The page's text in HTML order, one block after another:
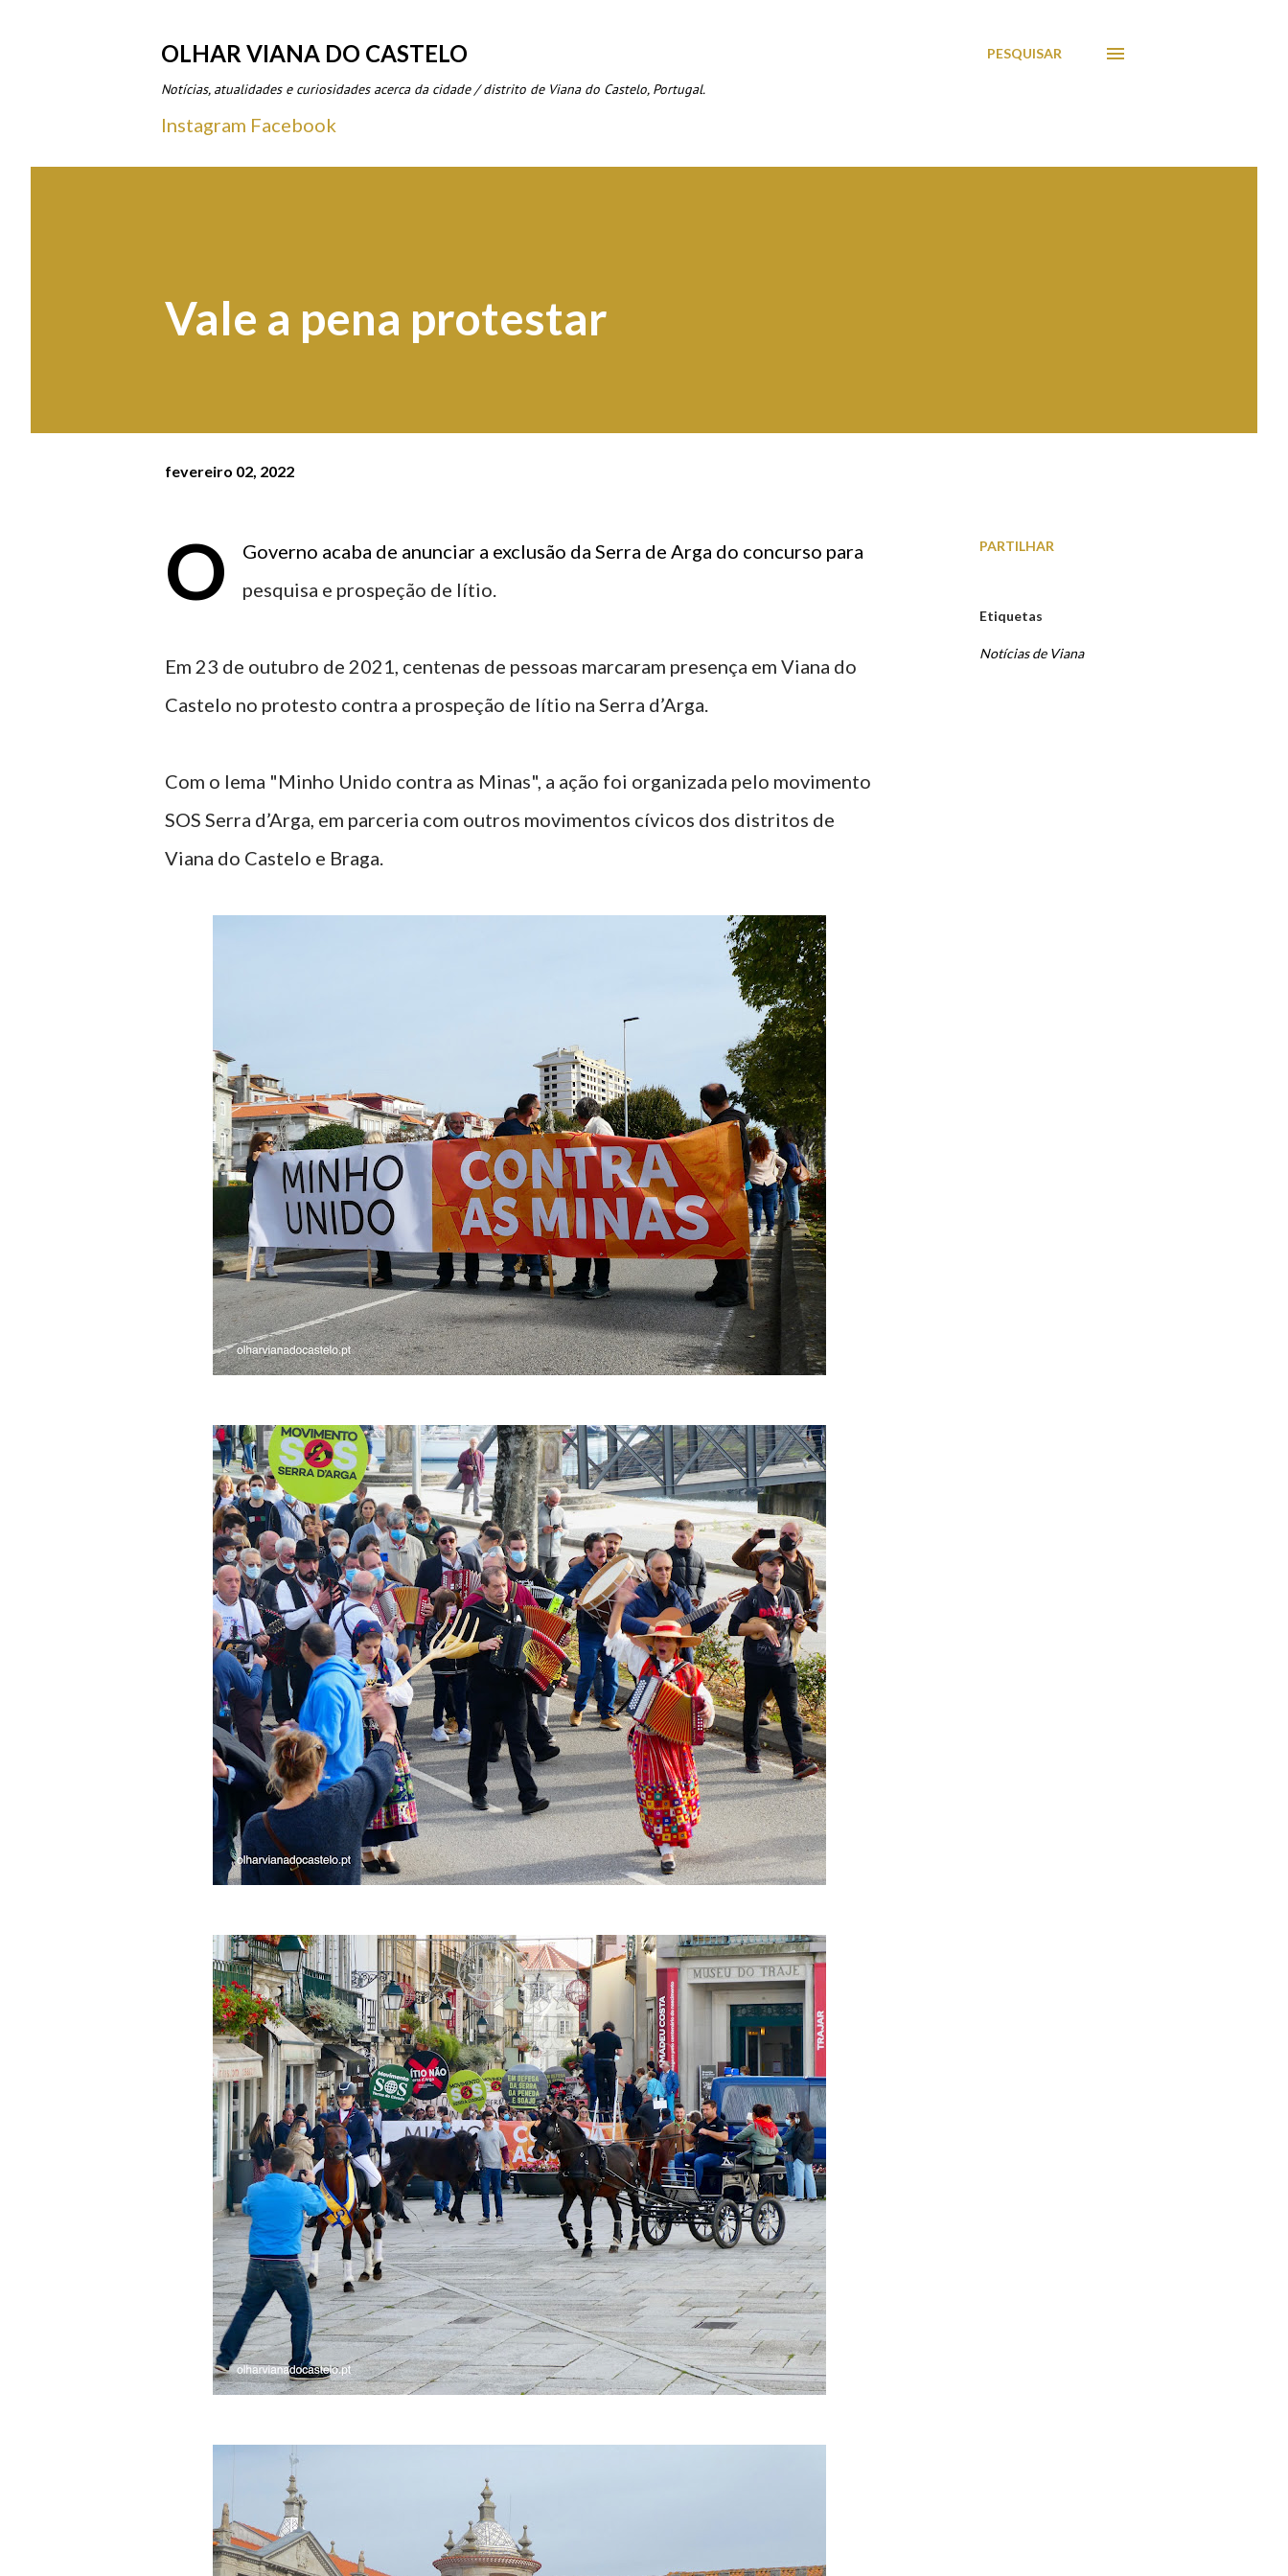
OLHAR VIANA DO CASTELO
Notícias, atualidades e curiosidades acerca da cidade / distrito de Viana do Castelo, Portugal.
PESQUISAR
Instagram Facebook
Vale a pena protestar
fevereiro 02, 2022
O
Governo acaba de anunciar a exclusão da Serra de Arga do concurso para
pesquisa e prospeção de lítio.
Em 23 de outubro de 2021, centenas de pessoas marcaram presença em Viana do
Castelo no protesto contra a prospeção de lítio na Serra d’Arga.
Com o lema "Minho Unido contra as Minas", a ação foi organizada pelo movimento
SOS Serra d’Arga, em parceria com outros movimentos cívicos dos distritos de
Viana do Castelo e Braga.
PARTILHAR
Etiquetas
Notícias de Viana